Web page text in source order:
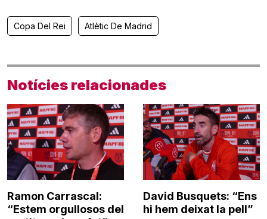
Copa Del Rei Atlètic De Madrid
Notícies relacionades
Ramon Carrascal:
“Estem orgullosos del
David Busquets: “Ens
hi hem deixat la pell”